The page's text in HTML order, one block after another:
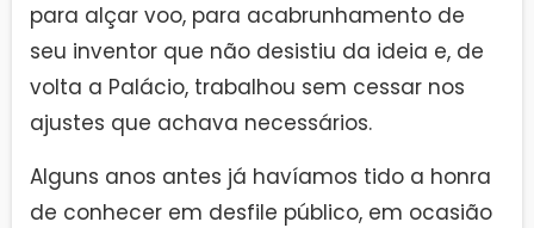
para alçar voo, para acabrunhamento de
seu inventor que não desistiu da ideia e, de
volta a Palácio, trabalhou sem cessar nos
ajustes que achava necessários.
Alguns anos antes já havíamos tido a honra
de conhecer em desfile público, em ocasião